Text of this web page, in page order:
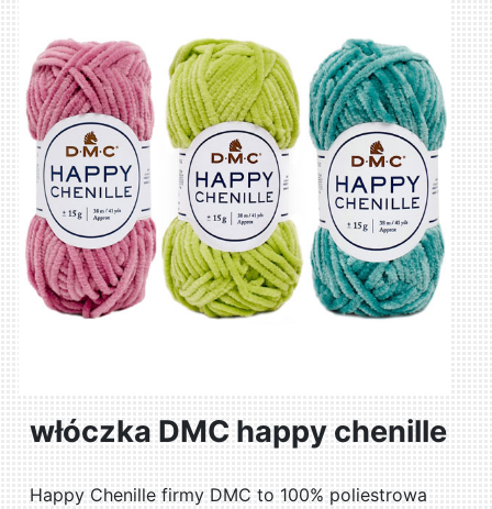
włóczka DMC happy chenille
Happy Chenille firmy DMC to 100% poliestrowa